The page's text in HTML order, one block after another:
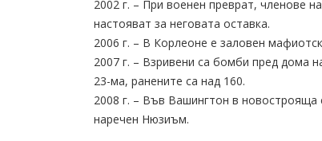
2002 г. – При военен преврат, членове
настояват за неговата оставка.
2006 г. – В Корлеоне е заловен
2007 г. – Взривени са бомби пред дома
23-ма, ранените са над 160.
2008 г. – Във Вашингтон в новострояща
наречен Нюзиъм.